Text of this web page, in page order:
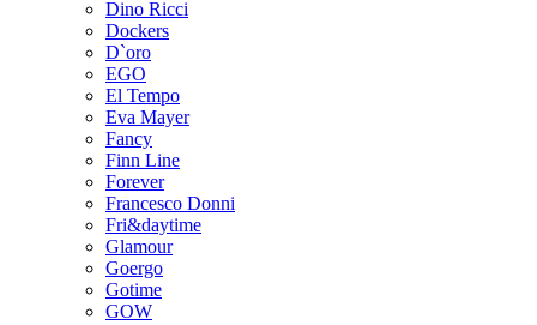
Dino Ricci
Dockers
D`oro
EGO
El Tempo
Eva Mayer
Fancy
Finn Line
Forever
Francesco Donni
Fri&daytime
Glamour
Goergo
Gotime
GOW